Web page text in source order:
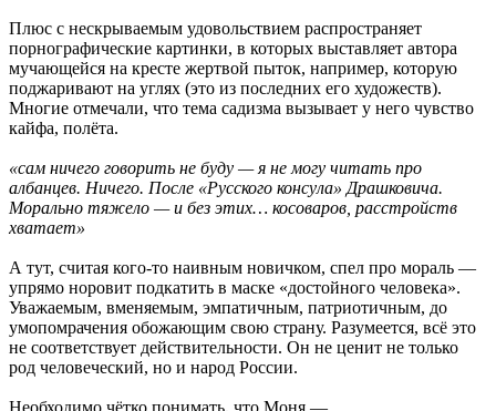
Плюс с нескрываемым удовольствием распространяет
порнографические картинки, в которых выставляет автора
мучающейся на кресте жертвой пыток, например, которую
поджаривают на углях (это из последних его художеств).
Многие отмечали, что тема садизма вызывает у него чувство
кайфа, полёта.
«сам ничего говорить не буду — я не могу читать про
албанцев. Ничего. После «Русского консула» Драшковича.
Морально тяжело — и без этих… косоваров, расстройств
хватает»
А тут, считая кого-то наивным новичком, спел про мораль —
упрямо норовит подкатить в маске «достойного человека».
Уважаемым, вменяемым, эмпатичным, патриотичным, до
умопомрачения обожающим свою страну. Разумеется, всё это
не соответствует действительности. Он не ценит не только
род человеческий, но и народ России.